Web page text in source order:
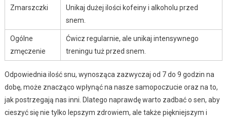
Zmarszczki
Unikaj dużej ilości kofeiny i alkoholu przed
snem.
Ogólne
zmęczenie
Ćwicz regularnie, ale unikaj intensywnego
treningu tuż przed snem.
Odpowiednia ilość snu, wynosząca zazwyczaj od 7 do 9 godzin na
dobę, może znacząco wpłynąć na nasze samopoczucie oraz na to,
jak postrzegają nas inni. Dlatego naprawdę warto zadbać o sen, aby
cieszyć się nie tylko lepszym zdrowiem, ale także piękniejszym i